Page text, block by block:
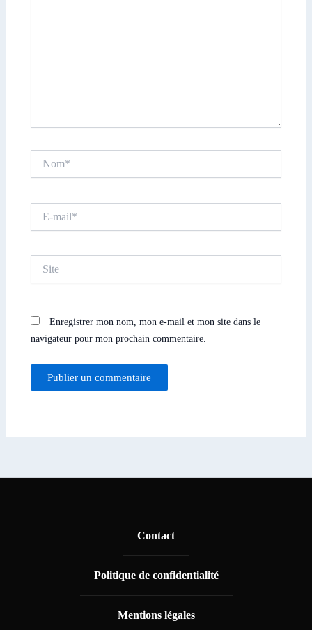
mail*
Enregistrer mon nom, mon e-mail et mon site dans le
navigateur pour mon prochain commentaire.
Contact
Politique de confidentialité
Mentions légales